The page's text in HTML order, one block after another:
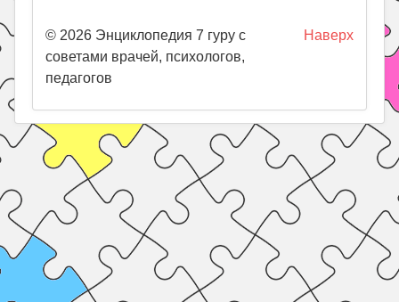
Наверх
© 2026 Энциклопедия 7 гуру с
советами врачей, психологов,
педагогов